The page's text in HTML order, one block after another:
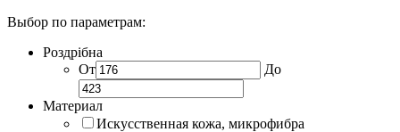
Выбор по параметрам:
Роздрібна
От
До
Материал
Искусственная кожа, микрофибра